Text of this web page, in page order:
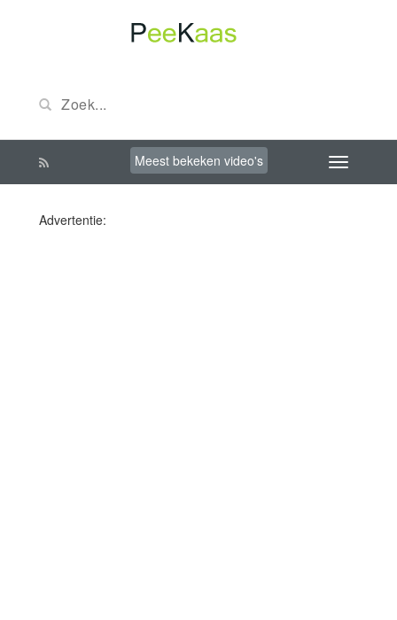
Meest bekeken video's
Advertentie: